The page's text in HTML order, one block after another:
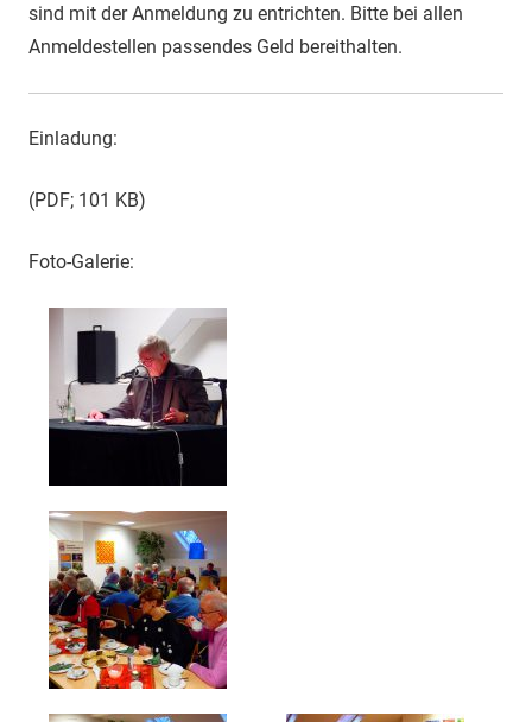
sind mit der Anmeldung zu entrichten. Bitte bei allen
Anmeldestellen passendes Geld bereithalten.
Einladung:
(PDF; 101 KB)
Foto-Galerie: